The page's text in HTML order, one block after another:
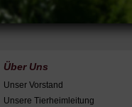
Über Uns
Unser Vorstand
Unsere Tierheimleitung